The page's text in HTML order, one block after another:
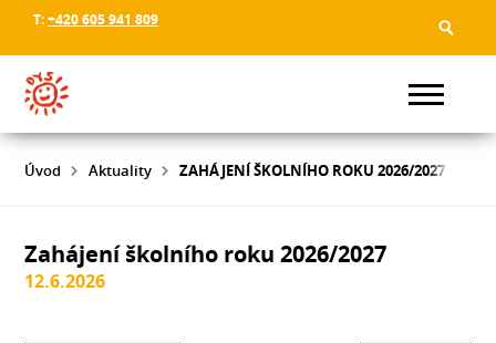
T:+420 605 941 809
Úvod Aktuality ZAHÁJENÍ ŠKOLNÍHO ROKU 2026/2027
Zahájení školního roku 2026/2027
12.6.2026